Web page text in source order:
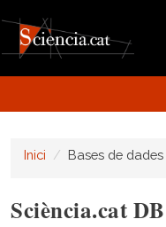
Inici Bases de dades
Sciència.cat DB